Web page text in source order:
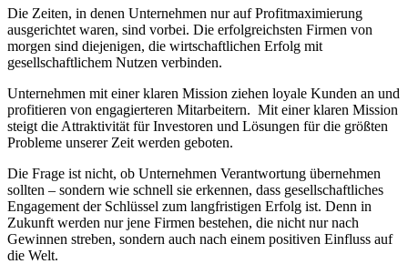
Die Zeiten, in denen Unternehmen nur auf Profitmaximierung
ausgerichtet waren, sind vorbei. Die erfolgreichsten Firmen von
morgen sind diejenigen, die wirtschaftlichen Erfolg mit
gesellschaftlichem Nutzen verbinden.
Unternehmen mit einer klaren Mission ziehen loyale Kunden an und
profitieren von engagierteren Mitarbeitern. Mit einer klaren Mission
steigt die Attraktivität für Investoren und Lösungen für die größten
Probleme unserer Zeit werden geboten.
Die Frage ist nicht, ob Unternehmen Verantwortung übernehmen
sollten – sondern wie schnell sie erkennen, dass gesellschaftliches
Engagement der Schlüssel zum langfristigen Erfolg ist. Denn in
Zukunft werden nur jene Firmen bestehen, die nicht nur nach
Gewinnen streben, sondern auch nach einem positiven Einfluss auf
die Welt.